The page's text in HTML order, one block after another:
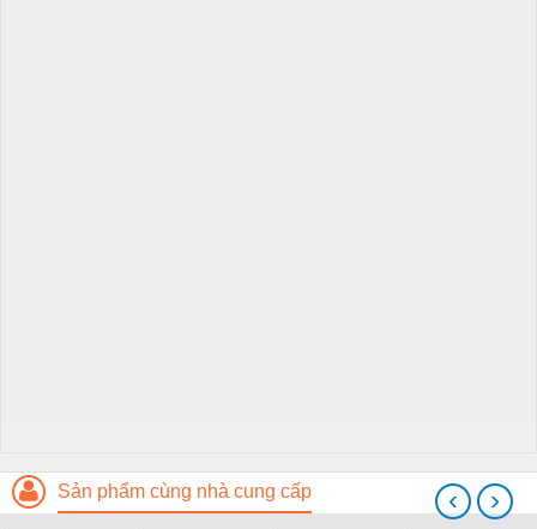
Sản phẩm cùng nhà cung cấp ‹ ›